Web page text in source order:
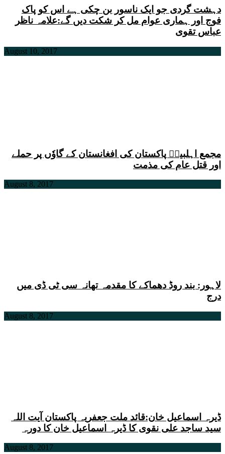
دہشت گردی جو ایک ناسور بن چکی ہے اس کو پاک
فوج اور ہماری عوام مل کر شکت دیں گے:علامہ ناظر
عباس تقوی
August 10, 2017
مجمع اہلبیتؑ پاکستان کی افغانستان کے گاوٗں پر حملے
اور قتل عام کی مذمت
August 8, 2017
لاہور: بند روڈ دھماکے کا مقدمہ تھانہ سی ٹی ڈی میں
درج
August 8, 2017
ڈیرہ اسماعیل خان:قائد ملت جعفریہ پاکستان آیت اللہ
سید ساجد علی نقوی کا ڈیرہ اسماعیل خان کا دورہ
August 8, 2017